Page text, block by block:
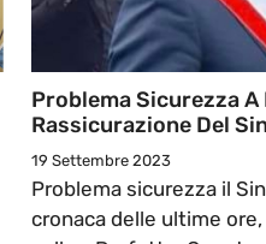
Problema Sicurezza A
Rassicurazione Del
19 Settembre 2023
Problema sicurezza il
cronaca delle ultime